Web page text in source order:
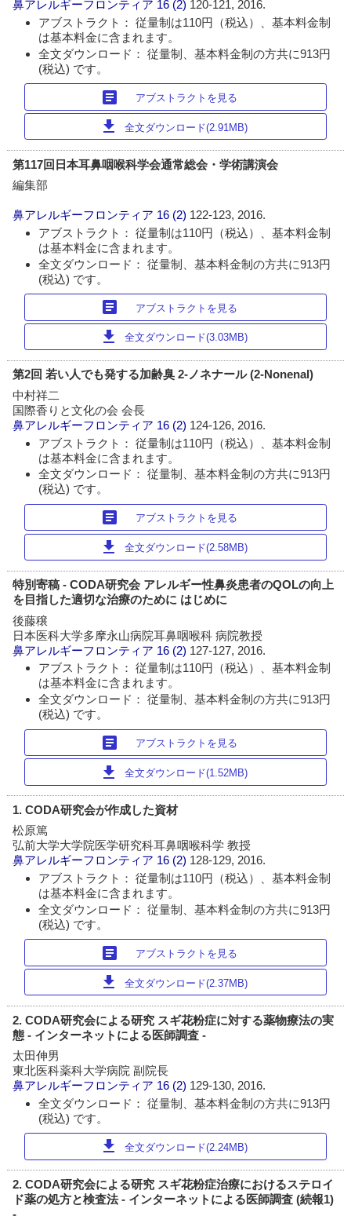
鼻アレルギーフロンティア 16 (2) 120-121, 2016.
アブストラクト： 従量制は110円（税込）、基本料金制
は基本料金に含まれます。
全文ダウンロード： 従量制、基本料金制の方共に913円
(税込) です。
article アブストラクトを見る
download 全文ダウンロード(2.91MB)
第117回日本耳鼻咽喉科学会通常総会・学術講演会
編集部
鼻アレルギーフロンティア 16 (2) 122-123, 2016.
アブストラクト： 従量制は110円（税込）、基本料金制
は基本料金に含まれます。
全文ダウンロード： 従量制、基本料金制の方共に913円
(税込) です。
article アブストラクトを見る
download 全文ダウンロード(3.03MB)
第2回 若い人でも発する加齢臭 2-ノネナール (2-Nonenal)
中村祥二
国際香りと文化の会 会長
鼻アレルギーフロンティア 16 (2) 124-126, 2016.
アブストラクト： 従量制は110円（税込）、基本料金制
は基本料金に含まれます。
全文ダウンロード： 従量制、基本料金制の方共に913円
(税込) です。
article アブストラクトを見る
download 全文ダウンロード(2.58MB)
特別寄稿 - CODA研究会 アレルギー性鼻炎患者のQOLの向上
を目指した適切な治療のために はじめに
後藤穣
日本医科大学多摩永山病院耳鼻咽喉科 病院教授
鼻アレルギーフロンティア 16 (2) 127-127, 2016.
アブストラクト： 従量制は110円（税込）、基本料金制
は基本料金に含まれます。
全文ダウンロード： 従量制、基本料金制の方共に913円
(税込) です。
article アブストラクトを見る
download 全文ダウンロード(1.52MB)
1. CODA研究会が作成した資材
松原篤
弘前大学大学院医学研究科耳鼻咽喉科学 教授
鼻アレルギーフロンティア 16 (2) 128-129, 2016.
アブストラクト： 従量制は110円（税込）、基本料金制
は基本料金に含まれます。
全文ダウンロード： 従量制、基本料金制の方共に913円
(税込) です。
article アブストラクトを見る
download 全文ダウンロード(2.37MB)
2. CODA研究会による研究 スギ花粉症に対する薬物療法の実
態 - インターネットによる医師調査 -
太田伸男
東北医科薬科大学病院 副院長
鼻アレルギーフロンティア 16 (2) 129-130, 2016.
全文ダウンロード： 従量制、基本料金制の方共に913円
(税込) です。
download 全文ダウンロード(2.24MB)
2. CODA研究会による研究 スギ花粉症治療におけるステロイ
ド薬の処方と検査法 - インターネットによる医師調査 (続報1)
-